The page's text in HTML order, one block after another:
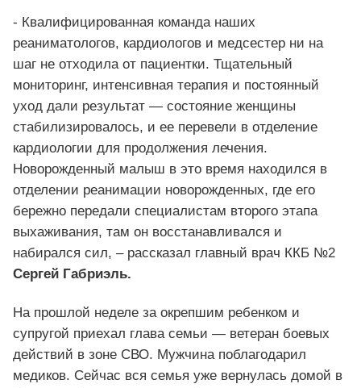
- Квалифицированная команда наших
реаниматологов, кардиологов и медсестер ни на
шаг не отходила от пациентки. Тщательный
мониторинг, интенсивная терапия и постоянный
уход дали результат — состояние женщины
стабилизировалось, и ее перевели в отделение
кардиологии для продолжения лечения.
Новорожденный малыш в это время находился в
отделении реанимации новорожденных, где его
бережно передали специалистам второго этапа
выхаживания, там он восстанавливался и
набирался сил, – рассказал главный врач ККБ №2
Сергей Габриэль.
На прошлой неделе за окрепшим ребенком и
супругой приехал глава семьи — ветеран боевых
действий в зоне СВО. Мужчина поблагодарил
медиков. Сейчас вся семья уже вернулась домой в